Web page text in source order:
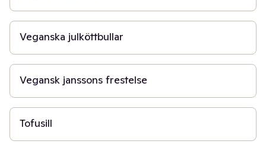
40 min
Veganska julköttbullar
1 t 30 min
Vegansk janssons frestelse
15 min
Tofusill
30 min